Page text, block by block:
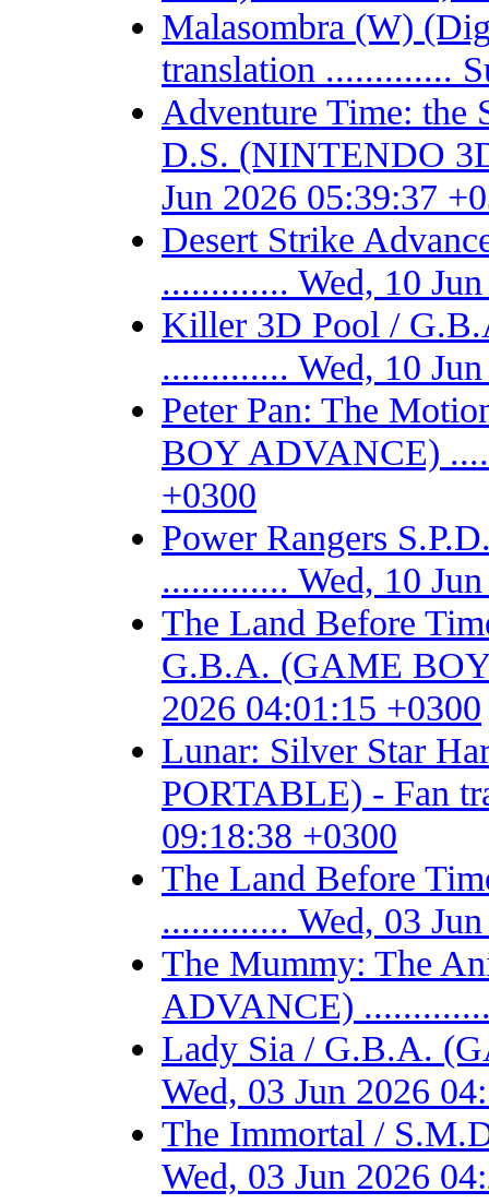
Malasombra (W)
translation .............
Adventure Time: the
D.S. (NINTENDO
Jun 2026 05:39:37
Desert Strike
............. Wed, 10
Killer 3D Pool /
............. Wed, 10
Peter Pan: The
BOY ADVANCE)
+0300
Power Rangers
............. Wed, 10
The Land Before
G.B.A. (GAME
2026 04:01:15 +0300
Lunar: Silver Star
PORTABLE) - Fan
09:18:38 +0300
The Land Before
............. Wed, 03
The Mummy: The
ADVANCE)
Lady Sia / G.B.A.
Wed, 03 Jun 2026
The Immortal /
Wed, 03 Jun 2026